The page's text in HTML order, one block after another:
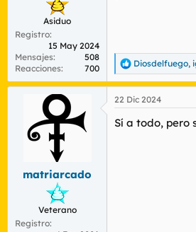
m
Asiduo
Registro
15 May 2024
Mensajes
508
Reacciones
700
R
e
a
c
i
Diosdelfuego,
matriarcado
Veterano
Registro
22 Dic 2024
Sí a todo, pero